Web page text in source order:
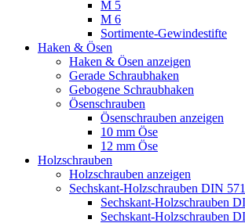
M 5
M 6
Sortimente-Gewindestifte
Haken & Ösen
Haken & Ösen anzeigen
Gerade Schraubhaken
Gebogene Schraubhaken
Ösenschrauben
Ösenschrauben anzeigen
10 mm Öse
12 mm Öse
Holzschrauben
Holzschrauben anzeigen
Sechskant-Holzschrauben DIN 571
Sechskant-Holzschrauben
Sechskant-Holzschrauben